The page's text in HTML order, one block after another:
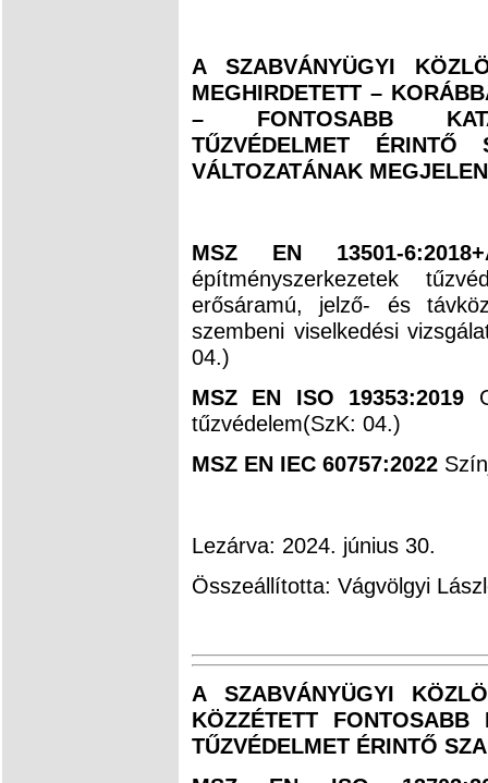
A SZABVÁNYÜGYI
MEGHIRDETETT –
– FONTOSABB
TŰZVÉDELMET ÉRINTŐ
VÁLTOZATÁNAK
MSZ EN 13501-
építményszerkezetek
erősáramú, jelző- és
szembeni viselkedési
04.)
MSZ EN ISO 19353:2019
tűzvédelem(SzK: 04.)
MSZ EN IEC 60757:2022
Lezárva: 2024. június 30.
Összeállította: Vágvölgyi
A SZABVÁNYÜGYI
KÖZZÉTETT FONTOSABB
TŰZVÉDELMET ÉRINTŐ